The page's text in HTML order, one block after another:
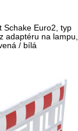
Schake Euro2, typ
adaptéru na lampu,
/ bílá